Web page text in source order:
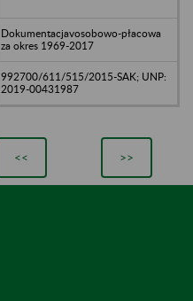
Dokumentacjavosobowo-płacowa
za okres 1969-2017
992700/611/515/2015-SAK; UNP:
2019-00431987
<< >>